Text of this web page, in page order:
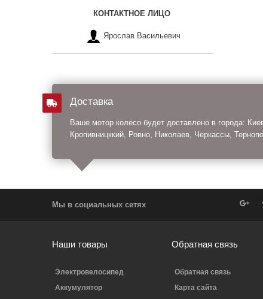
КОНТАКТНОЕ ЛИЦО
Ярослав Васильевич
Доставка
Ваше мотор колесо будет доставлено в города:
Кропивницккий, Ровно, Николаев, Черкассы,
Мы в социальных сетях
Наши товары
Электровелосипед
Аккумулятор
Обратная связь
Обратная связь
Карта сайта